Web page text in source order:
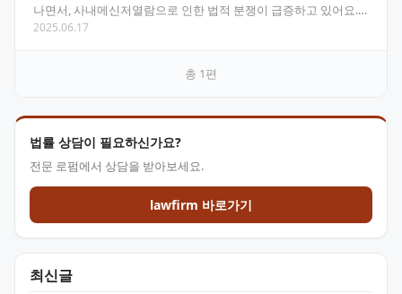
나면서, 사내메신저열람으로 인한 법적 분쟁이 급증하고 있어요.
개인정보보호와 업무상 필요성 사이에서 발생하는 복잡한 법…
2025.06.17
총 1편
법률 상담이 필요하신가요?
전문 로펌에서 상담을 받아보세요.
lawfirm 바로가기
최신글